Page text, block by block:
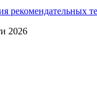
рекомендательных
2026